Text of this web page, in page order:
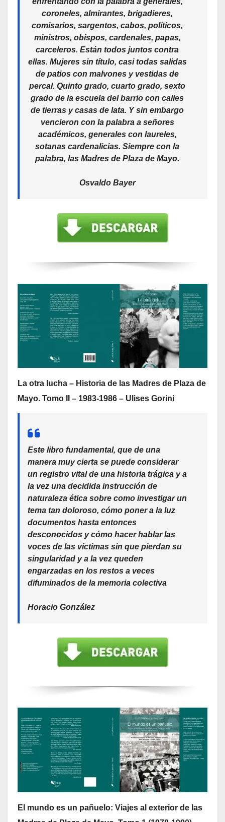
coroneles, almirantes, brigadieres,
comisarios, sargentos, cabos, políticos,
ministros, obispos, cardenales, papas,
carceleros. Están todos juntos contra
ellas. Mujeres sin título, casi todas salidas
de patios con malvones y vestidas de
percal. Quinto grado, cuarto grado, sexto
grado de la escuela del barrio con calles
de tierras y casas de lata. Y sin embargo
vencieron con la palabra a señores
académicos, generales con laureles,
sotanas cardenalicias. Siempre con la
palabra, las Madres de Plaza de Mayo.
Osvaldo Bayer
La otra lucha – Historia de las Madres de Plaza de
Mayo. Tomo II – 1983-1986 – Ulises Gorini
Este libro fundamental, que de una
manera muy cierta se puede considerar
un registro vital de una historia trágica y a
la vez una decidida instrucción de
naturaleza ética sobre como investigar un
tema tan doloroso, cómo poner a la luz
documentos hasta entonces
desconocidos y cómo hacer hablar las
voces de las víctimas sin que pierdan su
singularidad y a la vez queden
engarzadas en los restos a veces
difuminados de la memoria colectiva
Horacio González
El mundo es un pañuelo: Viajes al exterior de las